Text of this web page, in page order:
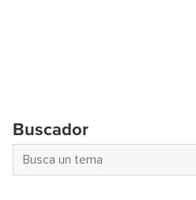
Buscador